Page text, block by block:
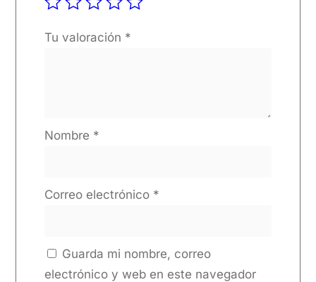
Tu valoración *
Nombre *
Correo electrónico *
Guarda mi nombre, correo
electrónico y web en este navegador